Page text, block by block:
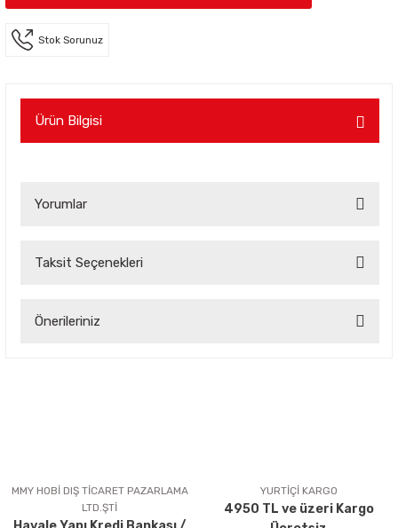
Stok Sorunuz
Ürün Bilgisi
Yorumlar
Taksit Seçenekleri
Önerileriniz
Ürün açıklamasında eksik bilgiler bulunuyor.
Ürün bilgilerinde hatalar bulunuyor.
MMY HOBİ DIŞ TİCARET PAZARLAMA
LTD.ŞTİ
YURTİÇİ KARGO
4950 TL ve üzeri Kargo